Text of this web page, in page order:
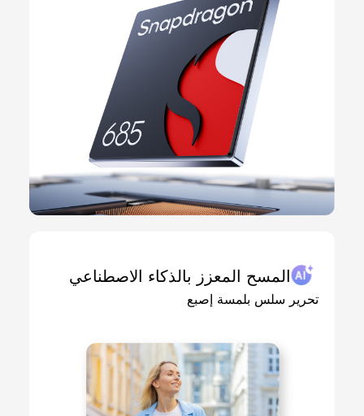
المسح المعزز بالذكاء الاصطناعي
تحرير سلس بلمسة إصبع